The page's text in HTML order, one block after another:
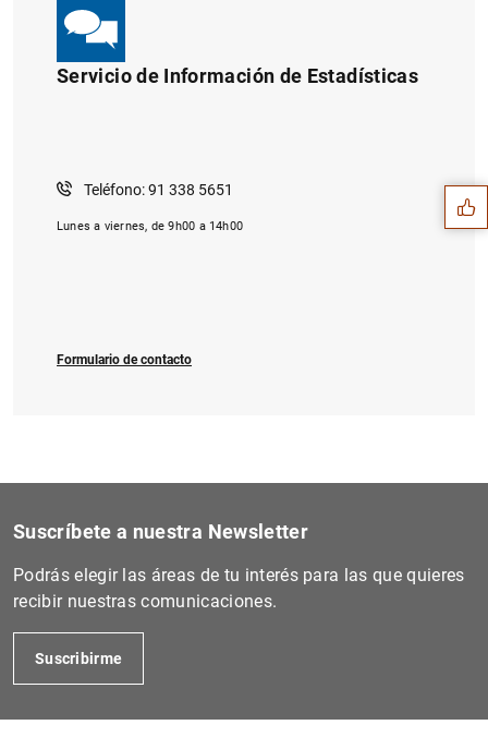
Servicio de Información de Estadísticas
Teléfono: 91 338 5651
Lunes a viernes, de 9h00 a 14h00
Formulario de contacto
Sugerencias
Suscríbete a nuestra Newsletter
Podrás elegir las áreas de tu interés para las que quieres
recibir nuestras comunicaciones.
Suscribirme